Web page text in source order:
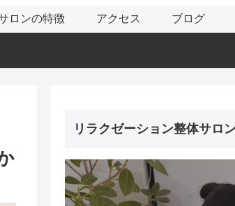
ロンの特徴 アクセス ブログ
リラクゼーション整体サロ